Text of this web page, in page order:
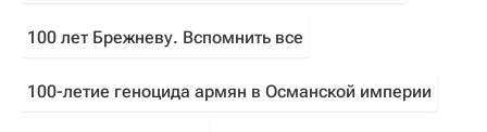
100 лет Брежневу. Вспомнить все
100-летие геноцида армян в Османской империи